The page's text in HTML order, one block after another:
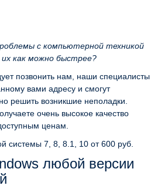
с компьютерной техникой
как можно быстрее?
позвонить нам, наши специалисты
вами адресу и смогут
решить возникшие неполадки.
очень высокое качество
ценам.
системы 7, 8, 8.1, 10 от 600 руб.
любой версии